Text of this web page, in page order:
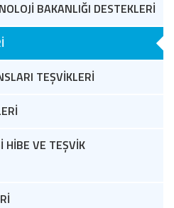
BAKANLIĞI DESTEKLERİ
TEŞVİKLERİ
HİBE VE TEŞVİK